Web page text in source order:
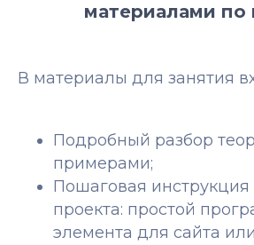
материалами по
В материалы для занятия
Подробный разбор
примерами;
Пошаговая
проекта: простой
элемента для сайта